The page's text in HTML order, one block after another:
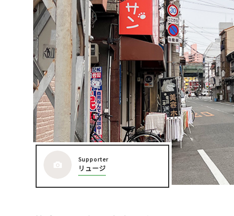
スポーツ
大阪城周辺
堺・泉北
Supporter
リュージ